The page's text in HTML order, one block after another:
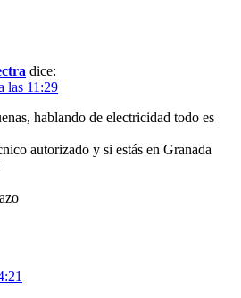
dice:
las 11:29
hablando de electricidad todo es
autorizado y si estás en Granada